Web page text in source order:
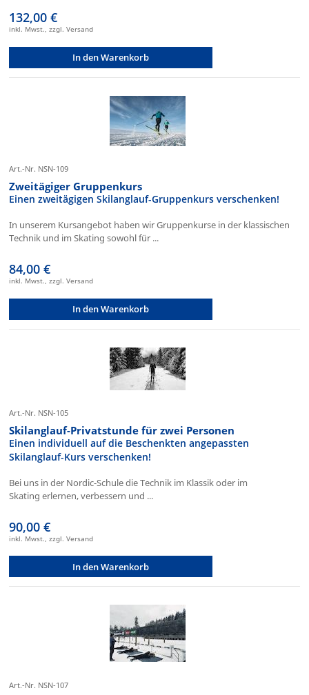
132,00 €
inkl. Mwst., zzgl. Versand
In den Warenkorb
Art.-Nr. NSN-109
Zweitägiger Gruppenkurs
Einen zweitägigen Skilanglauf-Gruppenkurs verschenken!
In unserem Kursangebot haben wir Gruppenkurse in der klassischen
Technik und im Skating sowohl für ...
84,00 €
inkl. Mwst., zzgl. Versand
In den Warenkorb
Art.-Nr. NSN-105
Skilanglauf-Privatstunde für zwei Personen
Einen individuell auf die Beschenkten angepassten
Skilanglauf-Kurs verschenken!
Bei uns in der Nordic-Schule die Technik im Klassik oder im
Skating erlernen, verbessern und ...
90,00 €
inkl. Mwst., zzgl. Versand
In den Warenkorb
Art.-Nr. NSN-107